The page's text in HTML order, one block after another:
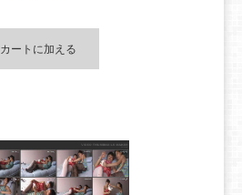
カートに加える